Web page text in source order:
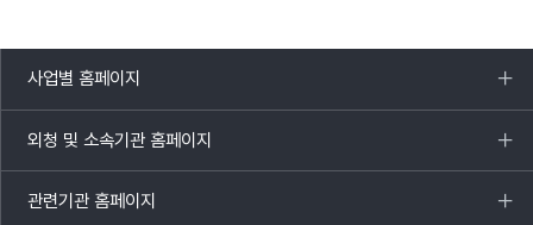
사업별 홈페이지
목록
열기
외청 및 소속기관 홈페이지
목록
열기
관련기관 홈페이지
목록